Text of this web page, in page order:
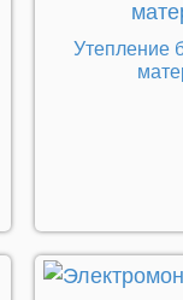
Утепление